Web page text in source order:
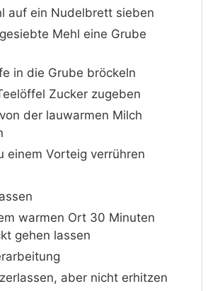
auf ein Nudelbrett sieben
Mehl eine Grube
in die Grube bröckeln
Zucker zugeben
der lauwarmen Milch
einem Vorteig verrühren
warmen Ort 30 Minuten
gehen lassen
aber nicht erhitzen